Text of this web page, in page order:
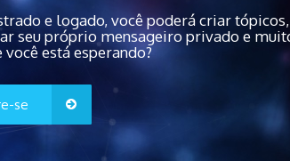
e logado, você poderá criar
seu próprio mensageiro privado e
está esperando?
se